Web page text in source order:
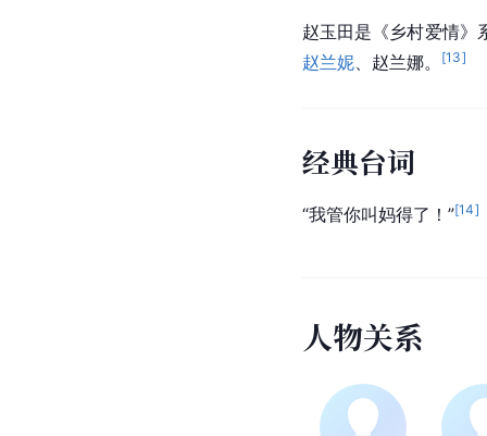
赵玉田是《乡村爱情》
赵兰妮、赵兰娜。 [13]
经典台词
“我管你叫妈得了！”[14]
人物关系